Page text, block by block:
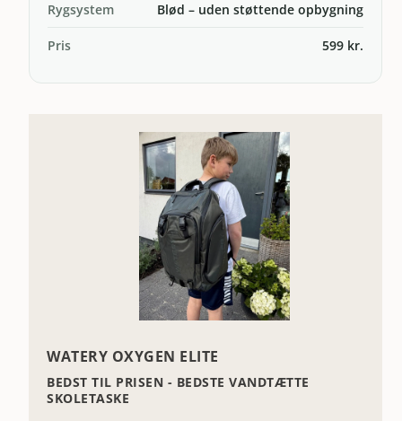
Rygsystem Blød – uden støttende opbygning
Pris 599 kr.
WATERY OXYGEN ELITE
BEDST TIL PRISEN - BEDSTE VANDTÆTTE
SKOLETASKE